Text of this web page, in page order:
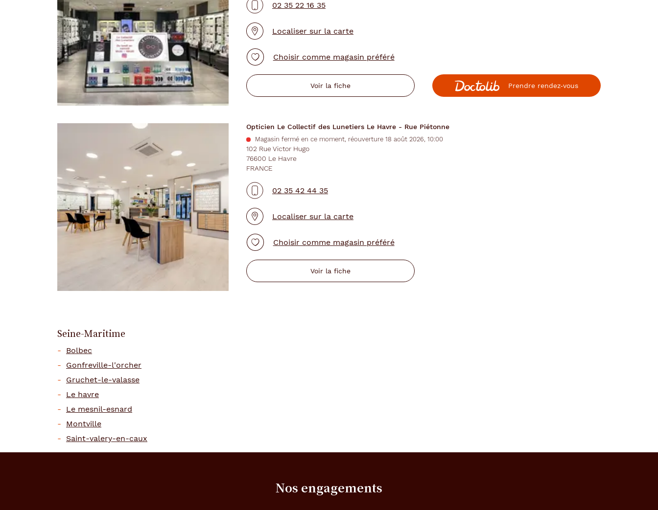
02 35 22 16 35
Localiser sur la carte
Choisir comme magasin préféré
Voir la fiche Prendre rendez‑vous
Opticien Le Collectif des Lunetiers Le Havre - Rue Piétonne
Magasin fermé en ce moment, réouverture 18 août 2026, 10:00
102 Rue Victor Hugo
76600 Le Havre
FRANCE
02 35 42 44 35
Localiser sur la carte
Choisir comme magasin préféré
Voir la fiche
Seine-Maritime
Bolbec
Gonfreville-l'orcher
Gruchet-le-valasse
Le havre
Le mesnil-esnard
Montville
Saint-valery-en-caux
Nos engagements